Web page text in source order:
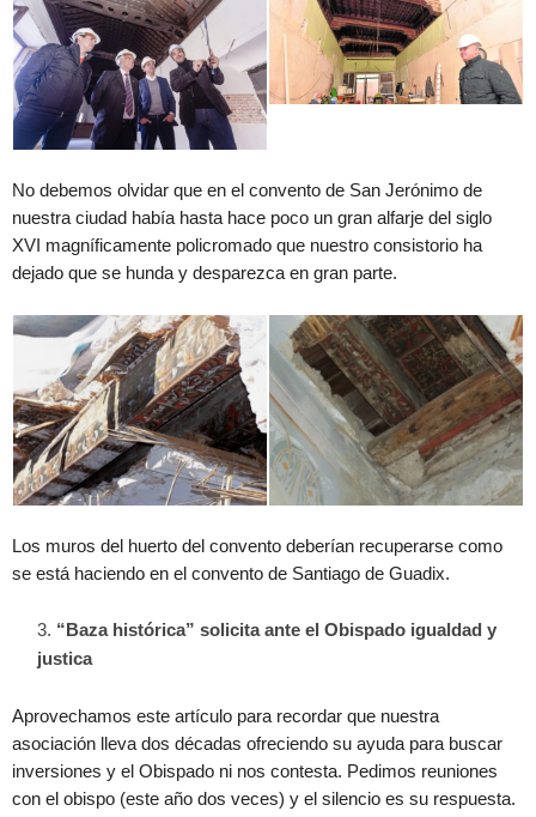
No debemos olvidar que en el convento de San Jerónimo de
nuestra ciudad había hasta hace poco un gran alfarje del siglo
XVI magníficamente policromado que nuestro consistorio ha
dejado que se hunda y desparezca en gran parte.
Los muros del huerto del convento deberían recuperarse como
se está haciendo en el convento de Santiago de Guadix.
“Baza histórica” solicita ante el Obispado igualdad y
justica
Aprovechamos este artículo para recordar que nuestra
asociación lleva dos décadas ofreciendo su ayuda para buscar
inversiones y el Obispado ni nos contesta. Pedimos reuniones
con el obispo (este año dos veces) y el silencio es su respuesta.